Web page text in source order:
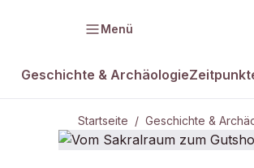
Menü
Geschichte & Archäologie
Startseite / Geschichte &